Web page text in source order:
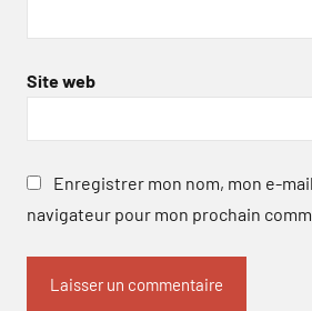
Site web
Enregistrer mon nom, mon e-
navigateur pour mon prochain